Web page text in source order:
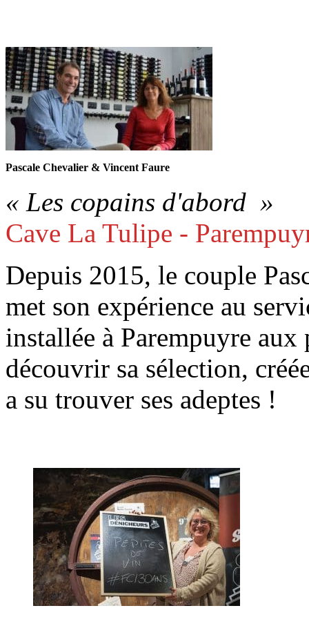
Pascale Chevalier & Vincent Faure
« Les copains d'abord »
Cave La Tulipe -
Depuis 2015, le couple
met son expérience au
installée à Parempuyre
découvrir sa sélection,
a su trouver ses adeptes !